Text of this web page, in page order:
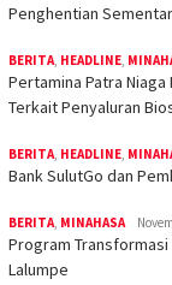
Penghentian
BERITA HEADLINE
Pertamina Patra
Terkait Penyaluran
BERITA HEADLINE
Bank SulutGo dan
BERITA MINAHASA
Program
Lalumpe